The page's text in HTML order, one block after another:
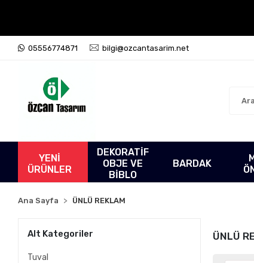
05556774871 bilgi@ozcantasarim.net
YENİ
ÜRÜNLER
DEKORATİF
OBJE VE
BİBLO
BARDAK
Ana Sayfa ÜNLÜ REKLAM
Alt Kategoriler
Tuval
ÜNLÜ